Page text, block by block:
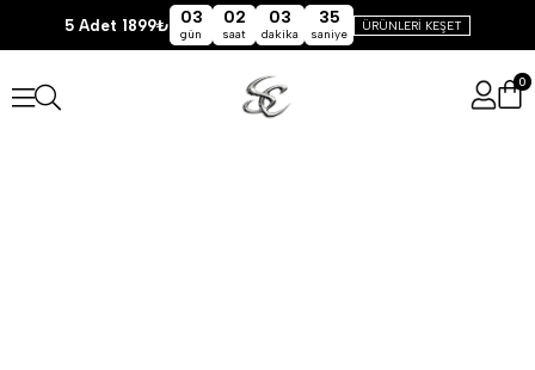
5 Adet 1899₺ 03
gün
02
saat
03
dakika
35
saniye
ÜRÜNLERİ KEŞET
0